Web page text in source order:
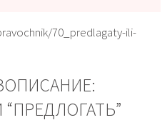
70_predlagaty-ili-